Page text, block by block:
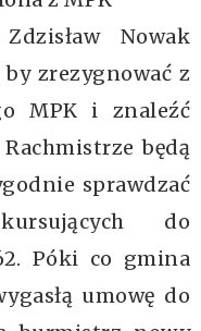
Nowak
zrezygnować z
MPK i znaleźć
będą
sprawdzać
do
Póki co gmina
umowę do